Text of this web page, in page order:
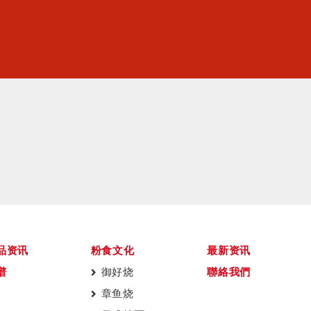
资讯
粉食文化
御好烧
章鱼烧
最新资讯
聯絡我們